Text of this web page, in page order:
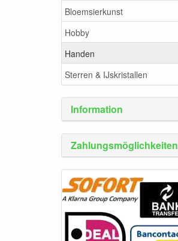
Bloemsierkunst
Hobby
Handen
Sterren & IJskristallen
Information
Zahlungsmöglichkeiten